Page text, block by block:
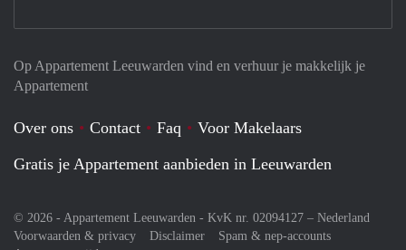
Op Appartement Leeuwarden vind en verhuur je makkelijk je
Appartement
Over ons Contact Faq
Voor Makelaars
Gratis je Appartement aanbieden in Leeuwarden
© 2026 - Appartement Leeuwarden - KvK nr. 02094127 – Nederland
Voorwaarden & privacy
Disclaimer
Spam & nep-accounts